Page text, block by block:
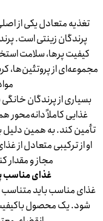
تغذیه متعادل یکی از
پرندگان زینتی است.
کیفیت پرها، سلامت
مجموعه‌ای از پروتئین‌ها،
بسیاری از پرندگان خانگی
غذایی کاملاً دانه‌محور
تأمین کند. به همین دلیل
او از ترکیبی متعادل از
مجاز و
غذای مناسب
غذای مناسب باید متناسب
شود. یک محصول